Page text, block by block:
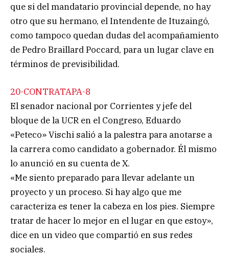
que si del mandatario provincial depende, no hay
otro que su hermano, el Intendente de Ituzaingó,
como tampoco quedan dudas del acompañamiento
de Pedro Braillard Poccard, para un lugar clave en
términos de previsibilidad.
20-CONTRATAPA-8
El senador nacional por Corrientes y jefe del
bloque de la UCR en el Congreso, Eduardo
«Peteco» Vischi salió a la palestra para anotarse a
la carrera como candidato a gobernador. Él mismo
lo anunció en su cuenta de X.
«Me siento preparado para llevar adelante un
proyecto y un proceso. Si hay algo que me
caracteriza es tener la cabeza en los pies. Siempre
tratar de hacer lo mejor en el lugar en que estoy»,
dice en un video que compartió en sus redes
sociales.